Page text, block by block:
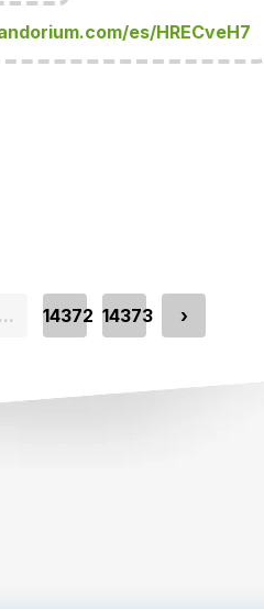
es/HRECveH7
... 14372 14373 ›